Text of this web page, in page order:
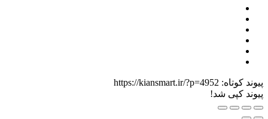
پیوند کوتاه: https://kiansmart.ir/?p=4952
پیوند کپی شد!